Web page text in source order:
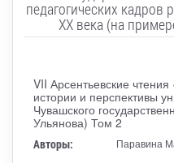
педагогических кадров
XX века (на
VII Арсентьевские
истории и перспективы
Чувашского
Ульянова) Том 2
Авторы:
Паравина